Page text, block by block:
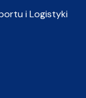
i Logistyki